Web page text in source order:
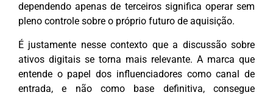
dependendo apenas de terceiros significa operar sem
pleno controle sobre o próprio futuro de aquisição.
É justamente nesse contexto que a discussão sobre
ativos digitais se torna mais relevante. A marca que
entende o papel dos influenciadores como canal de
entrada, e não como base definitiva, consegue